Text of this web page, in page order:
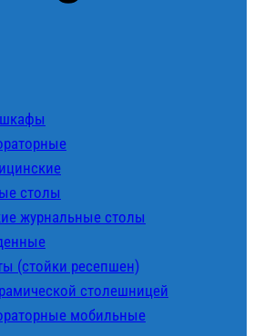
столы
журнальные столы
(стойки ресепшен)
столешницей
мобильные